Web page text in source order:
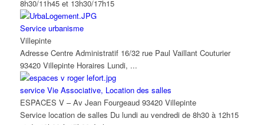
8h30/11h45 et 13h30/17h15
Service urbanisme
Villepinte
Adresse Centre Administratif 16/32 rue Paul Vaillant Couturier
93420 Villepinte Horaires Lundi, ...
service Vie Associative, Location des salles
ESPACES V – Av Jean Fourgeaud 93420 Villepinte
Service location de salles Du lundi au vendredi de 8h30 à 12h15